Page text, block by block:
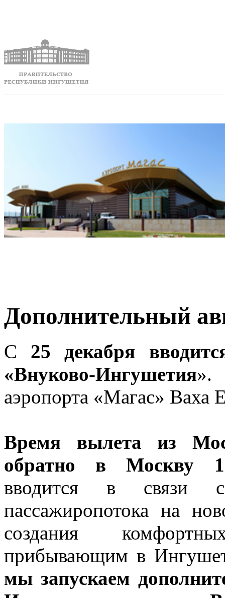
Дополнительный
С 25 декабря
«Внуково-Ингушетия».
аэропорта «Магас» Ваха
Время вылета из
обратно в Москву
вводится в связи
пассажиропотока на
создания
прибывающим в
мы запускаем